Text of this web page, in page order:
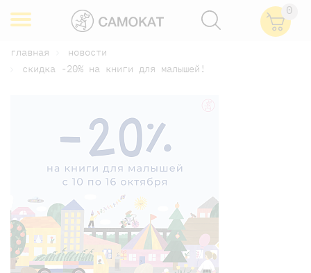
0
главная
новости
скидка -20% на книги для малышей!